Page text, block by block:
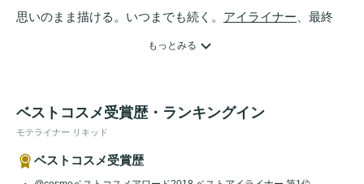
思いのまま描ける。いつまでも続く。 アイライナー 、最終
よって、初心者の方でも思いのままに美ラインが描けます。
ナー独自の革新リキッドによって、耐水性、耐皮脂性は
もっとみる
ベストコスメ受賞歴・ランキングイン
モテライナー リキッド
ベストコスメ受賞歴